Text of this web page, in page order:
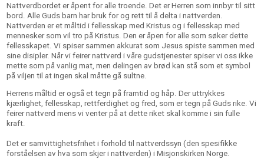
Nattverdbordet er åpent for alle troende. Det er Herren som innbyr til sitt
bord. Alle Guds barn har bruk for og rett til å delta i nattverden.
Nattverden er et måltid i fellesskap med Kristus og i fellesskap med
mennesker som vil tro på Kristus. Den er åpen for alle som søker dette
fellesskapet. Vi spiser sammen akkurat som Jesus spiste sammen med
sine disipler. Når vi feirer nattverd i våre gudstjenester spiser vi oss ikke
mette som på vanlig mat, men delingen av brød kan stå som et symbol
på viljen til at ingen skal måtte gå sultne.
Herrens måltid er også et tegn på framtid og håp. Der uttrykkes
kjærlighet, fellesskap, rettferdighet og fred, som er tegn på Guds rike. Vi
feirer nattverd mens vi venter på at dette riket skal komme i sin fulle
kraft.
Det er samvittighetsfrihet i forhold til nattverdssyn (den spesifikke
forståelsen av hva som skjer i nattverden) i Misjonskirken Norge.